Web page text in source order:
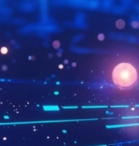
LSCM 动向
LSCM 动向
LSCM 动向
LSCM 动向
LSCM 动向